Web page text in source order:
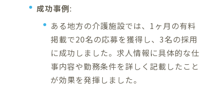
成功事例:
ある地方の介護施設では、1ヶ月の有料
掲載で20名の応募を獲得し、3名の採用
に成功しました。求人情報に具体的な仕
事内容や勤務条件を詳しく記載したこと
が効果を発揮しました。